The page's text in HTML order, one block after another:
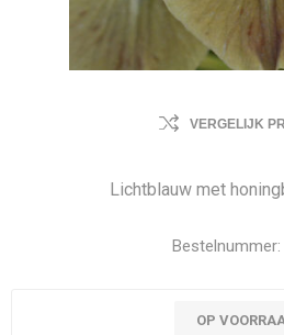
VERGELIJK
Lichtblauw met
Bestelnummer:
OP